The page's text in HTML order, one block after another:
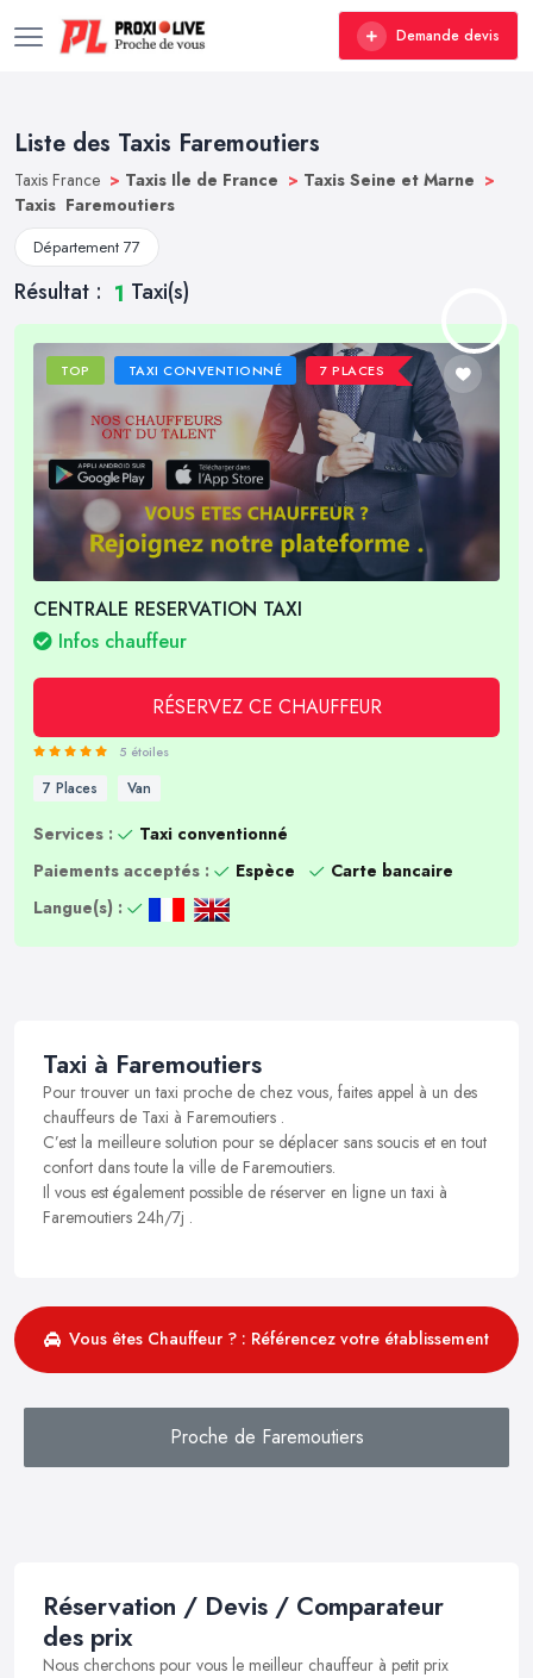
Demande devis
Liste des Taxis Faremoutiers
Taxis France > Taxis Ile de France > Taxis Seine et Marne >
Taxis Faremoutiers
Département 77
Résultat : 1 Taxi(s)
TOP TAXI CONVENTIONNÉ 7 PLACES
CENTRALE RESERVATION TAXI
Infos chauffeur
RÉSERVEZ CE CHAUFFEUR
5 étoiles
7 Places Van
Services :
Taxi conventionné
Paiements acceptés :
Espèce
Carte bancaire
Langue(s) :
Taxi à Faremoutiers
Pour trouver un taxi proche de chez vous, faites appel à un des
chauffeurs de Taxi à Faremoutiers .
C’est la meilleure solution pour se déplacer sans soucis et en tout
confort dans toute la ville de Faremoutiers.
Il vous est également possible de réserver en ligne un taxi à
Faremoutiers 24h/7j .
Vous êtes Chauffeur ? : Référencez votre établissement
Proche de Faremoutiers
Réservation / Devis / Comparateur
des prix
Nous cherchons pour vous le meilleur chauffeur à petit prix